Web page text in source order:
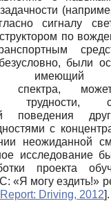
сигналу
по
были
имеющий
спектра,
трудности,
поведения
с
неожиданной
исследование
проекта
«Я могу ездить!»
Driving, 2012].